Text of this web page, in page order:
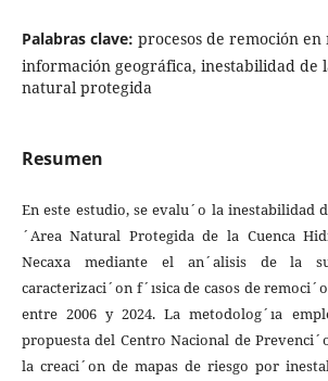
Palabras clave: procesos de remoción en
información geográfica, inestabilidad de
natural protegida
Resumen
En este estudio, se evalu´o la inestabilidad
´Area Natural Protegida de la Cuenca
Necaxa mediante el an´alisis de la
caracterizaci´on f´ısica de casos de
entre 2006 y 2024. La metodolog´ıa
propuesta del Centro Nacional de
la creaci´on de mapas de riesgo por